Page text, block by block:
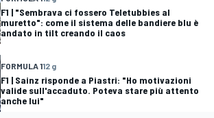
F1 | "Sembrava ci fossero Teletubbies al
muretto": come il sistema delle bandiere blu è
andato in tilt creando il caos
FORMULA 112 g
F1 | Sainz risponde a Piastri: "Ho motivazioni
valide sull'accaduto. Poteva stare più attento
anche lui"